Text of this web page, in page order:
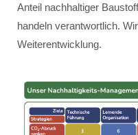
Anteil nachhaltiger
handeln verantwortlich.
Weiterentwicklung.